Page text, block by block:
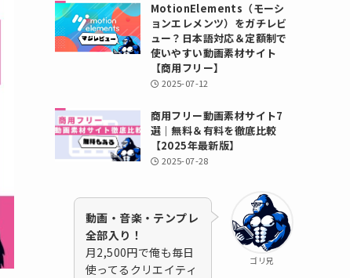
MotionElements（モーシ
ョンエレメンツ）をガチレビ
ュー？日本語対応＆定額制で
使いやすい動画素材サイト
【商用フリー】
2025-07-12
商用フリー動画素材サイト7
選｜無料＆有料を徹底比較
【2025年最新版】
2025-07-28
ゴリ兄
動画・音楽・テンプレ
全部入り！
月2,500円で俺も毎日
使ってるクリエイティ